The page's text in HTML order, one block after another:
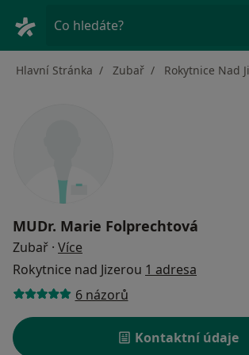
Co hledáte?
Hlavní Stránka Zubař Rokytnice Nad
MUDr. Marie Folprechtová
Zubař · Více
Rokytnice nad Jizerou 1 adresa
6 názorů
Kontaktní údaje